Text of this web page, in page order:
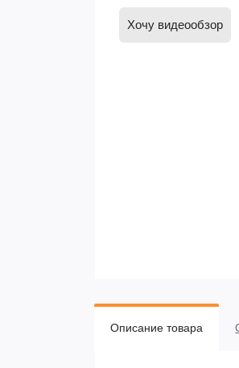
Хочу видеообзор
Описание товара